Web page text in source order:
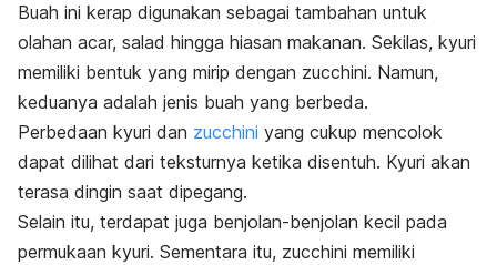
Buah ini kerap digunakan sebagai tambahan untuk
olahan acar, salad hingga hiasan makanan. Sekilas, kyuri
memiliki bentuk yang mirip dengan zucchini. Namun,
keduanya adalah jenis buah yang berbeda.
Perbedaan kyuri dan zucchini yang cukup mencolok
dapat dilihat dari teksturnya ketika disentuh. Kyuri akan
terasa dingin saat dipegang.
Selain itu, terdapat juga benjolan-benjolan kecil pada
permukaan kyuri. Sementara itu, zucchini memiliki